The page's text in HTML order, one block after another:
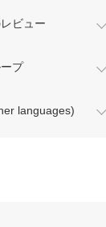
ビュー
プ
languages)